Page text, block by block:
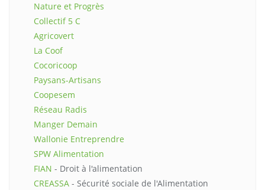
Nature et Progrès
Collectif 5 C
Agricovert
La Coof
Cocoricoop
Paysans-Artisans
Coopesem
Réseau Radis
Manger Demain
Wallonie Entreprendre
SPW Alimentation
FIAN - Droit à l'alimentation
CREASSA - Sécurité sociale de l'Alimentation